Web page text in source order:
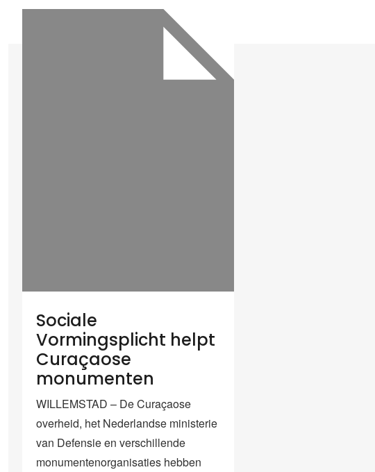
Sociale
Vormingsplicht helpt
Curaçaose
monumenten
WILLEMSTAD – De Curaçaose
overheid, het Nederlandse ministerie
van Defensie en verschillende
monumentenorganisaties hebben